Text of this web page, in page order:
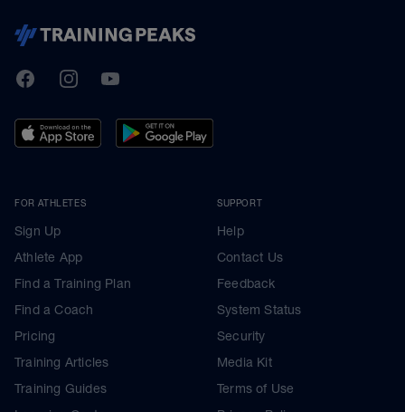
TrainingPeaks
FacebookInstagramYoutube
FOR ATHLETES
Sign Up
Athlete App
Find a Training Plan
Find a Coach
Pricing
Training Articles
Training Guides
SUPPORT
Help
Contact Us
Feedback
System Status
Security
Media Kit
Terms of Use